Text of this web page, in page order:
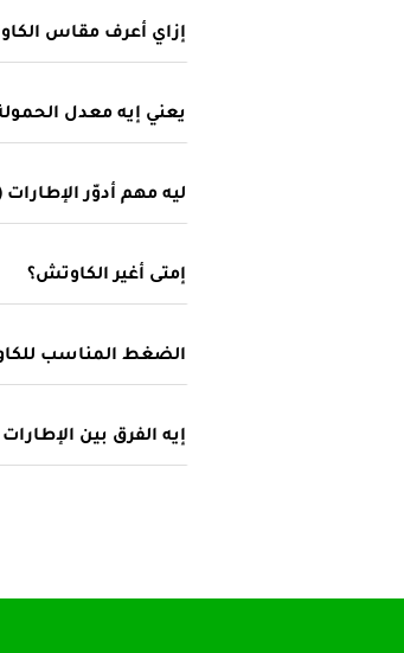
إزاي أعرف مقاس
يعني إيه معدل
ليه مهم أدوّر الإطارات
إمتى أغير الكاوتش؟
الضغط المناسب
إيه الفرق بين